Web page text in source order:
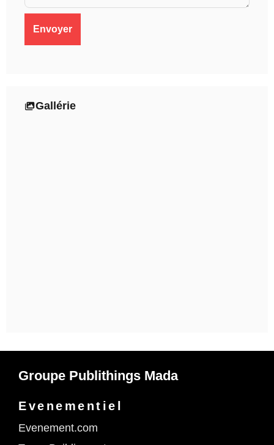
Gallérie
Groupe Publithings Mada
Evenementiel
Evenement.com